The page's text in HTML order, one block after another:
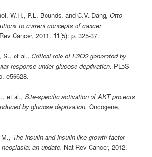
P.L. Bounds, and C.V. Dang,Otto
to current concepts of cancer
Cancer, 2011.11(5): p. 325-37.
et al.,Critical role of H2O2 generated by
response under glucose deprivation. PLoS
e56628.
al.,Site-specific activation of AKT protects
by glucose deprivation. Oncogene,
The insulin and insulin-like growth factor
an update. Nat Rev Cancer, 2012.